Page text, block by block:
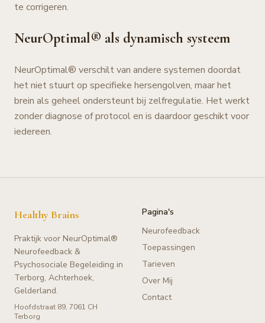
te corrigeren.
NeurOptimal® als dynamisch systeem
NeurOptimal® verschilt van andere systemen doordat
het niet stuurt op specifieke hersengolven, maar het
brein als geheel ondersteunt bij zelfregulatie. Het werkt
zonder diagnose of protocol en is daardoor geschikt voor
iedereen.
Healthy Brains
Praktijk voor NeurOptimal®
Neurofeedback &
Psychosociale Begeleiding in
Terborg, Achterhoek,
Gelderland.
Hoofdstraat 89, 7061 CH
Terborg
Pagina's
Neurofeedback
Toepassingen
Tarieven
Over Mij
Contact